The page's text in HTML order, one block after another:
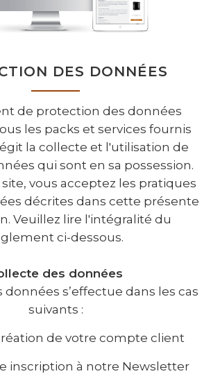
DES DONNÉES
de protection des données
les packs et services fournis
la collecte et l'utilisation de
qui sont en sa possession.
vous acceptez les pratiques
décrites dans cette présente
Veuillez lire l'intégralité du
ci-dessous.
des données
données s’effectue dans les cas
suivants :
de votre compte client
inscription à notre Newsletter